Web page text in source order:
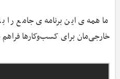
ما همه‌ی این برنامه‌ی جامع
خارجی‌مان برای کسب‌وکارها